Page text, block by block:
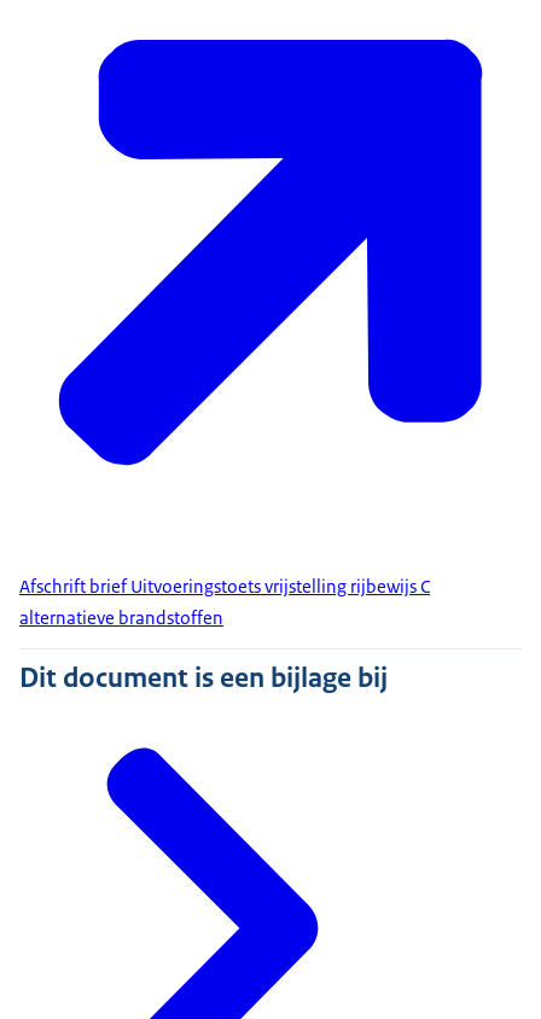
Afschrift brief Uitvoeringstoets vrijstelling rijbewijs C
alternatieve brandstoffen
Dit document is een bijlage bij